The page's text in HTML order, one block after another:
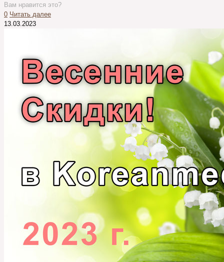
Вам нравится это?
0 Читать далее
13.03.2023